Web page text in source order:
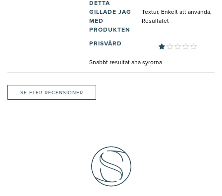
DETTA
GILLADE JAG
MED
PRODUKTEN
Textur, Enkelt att använda,
Resultatet
PRISVÄRD
Snabbt resultat aha syrorna
SE FLER RECENSIONER